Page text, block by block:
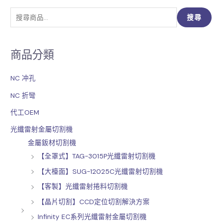
搜
尋
鍵
:
搜尋
商品分類
NC 冲孔
NC 折彎
代工OEM
光纖雷射金屬切割機
金屬鈑材切割機
【全罩式】TAG-3015P光纖雷射切割機
【大檯面】SUG-12025C光纖雷射切割機
【客製】光纖雷射捲料切割機
【晶片切割】CCD定位切割解決方案
Infinity EC系列光纖雷射金屬切割機